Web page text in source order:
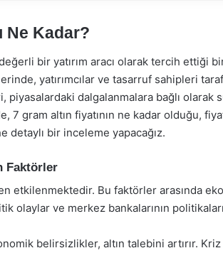
Ne Kadar?
değerli bir yatırım aracı olarak tercih ettiği
yatırımcılar ve tasarruf sahipleri
piyasalardaki dalgalanmalara bağlı olarak
7 gram altın fiyatının ne kadar olduğu,
detaylı bir inceleme yapacağız.
Faktörler
etkilenmektedir. Bu faktörler arasında
olaylar ve merkez bankalarının
belirsizlikler, altın talebini artırır.